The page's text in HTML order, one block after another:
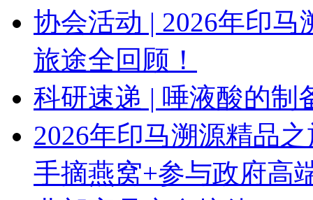
协会活动 | 2026年印
旅途全回顾！
科研速递 | 唾液酸的制
2026年印马溯源精品
手摘燕窝+参与政府高